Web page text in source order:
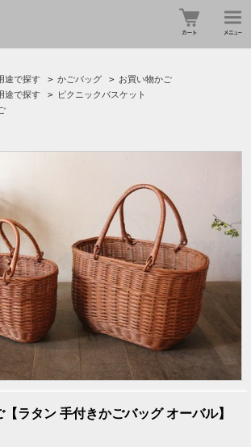
途で探す > かごバッグ > お買い物かご
途で探す > ピクニックバスケット
ラタン 手付きかごバッグ オーバル】